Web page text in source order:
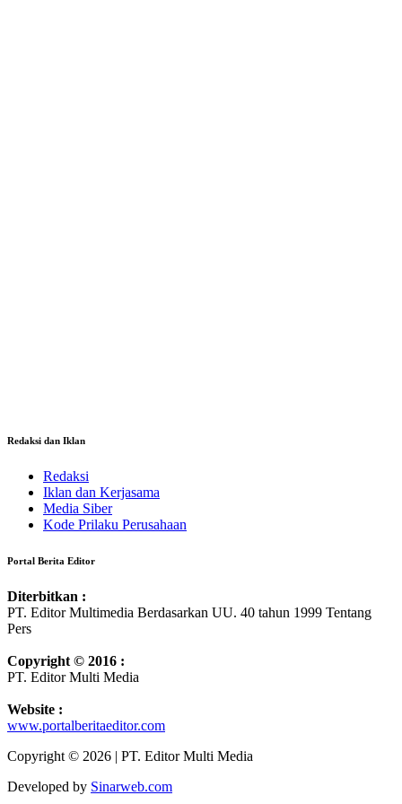
Redaksi dan Iklan
Redaksi
Iklan dan Kerjasama
Media Siber
Kode Prilaku Perusahaan
Portal Berita Editor
Diterbitkan :
PT. Editor Multimedia Berdasarkan UU. 40 tahun 1999 Tentang
Pers
Copyright © 2016 :
PT. Editor Multi Media
Website :
www.portalberitaeditor.com
Copyright © 2026 | PT. Editor Multi Media
Developed by Sinarweb.com